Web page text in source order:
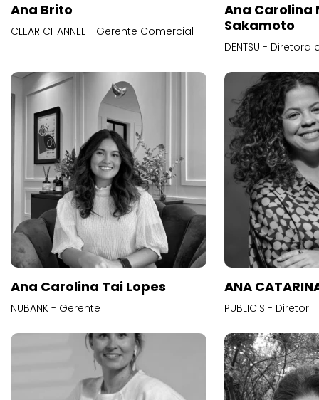
Ana Brito
CLEAR CHANNEL - Gerente Comercial
Ana Carolina
Sakamoto
DENTSU -
Ana Carolina Tai Lopes
NUBANK - Gerente
ANA
PUBLICIS - Diretor